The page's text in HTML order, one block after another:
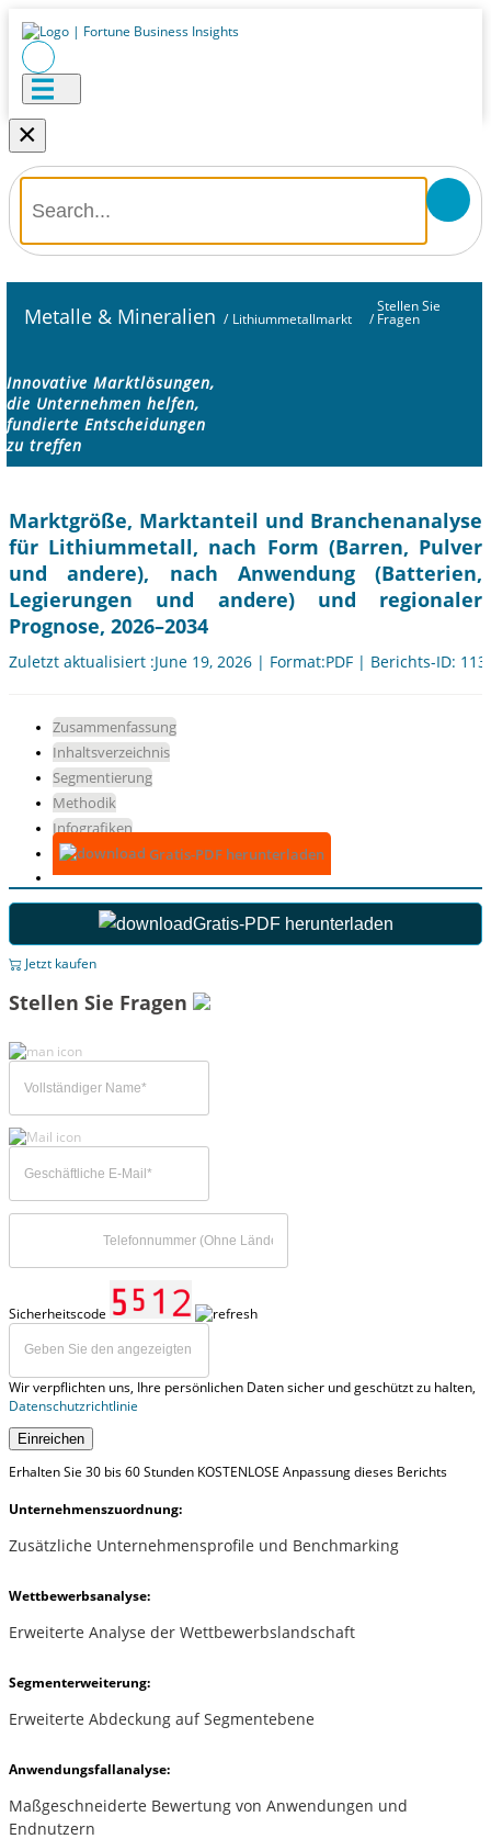
×
Metalle & Mineralien / Lithiummetallmarkt /
Stellen Sie
Fragen
Innovative Marktlösungen,
die Unternehmen helfen,
fundierte Entscheidungen
zu treffen
Marktgröße, Marktanteil und Branchenanalyse
für Lithiummetall, nach Form (Barren, Pulver
und andere), nach Anwendung (Batterien,
Legierungen und andere) und regionaler
Prognose, 2026–2034
Zuletzt aktualisiert :June 19, 2026 | Format:PDF | Berichts-ID:
Zusammenfassung
Inhaltsverzeichnis
Segmentierung
Methodik
Infografiken
Gratis-PDF herunterladen
Gratis-PDF herunterladen
Jetzt kaufen
Stellen Sie Fragen
Sicherheitscode
Wir verpflichten uns, Ihre persönlichen Daten sicher und geschützt zu halten,
Datenschutzrichtlinie
Einreichen
Erhalten Sie 30 bis 60 Stunden KOSTENLOSE Anpassung dieses Berichts
Unternehmenszuordnung:
Zusätzliche Unternehmensprofile und Benchmarking
Wettbewerbsanalyse:
Erweiterte Analyse der Wettbewerbslandschaft
Segmenterweiterung:
Erweiterte Abdeckung auf Segmentebene
Anwendungsfallanalyse:
Maßgeschneiderte Bewertung von Anwendungen und
Endnutzern